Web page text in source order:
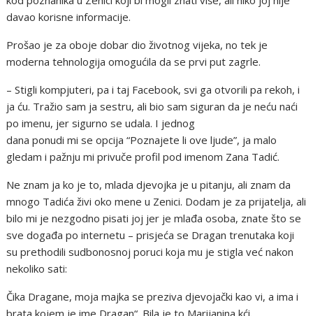
davao korisne informacije.
Prošao je za oboje dobar dio životnog vijeka, no tek je
moderna tehnologija omogućila da se prvi put zagrle.
– Stigli kompjuteri, pa i taj Facebook, svi ga otvorili pa rekoh, i
ja ću. Tražio sam ja sestru, ali bio sam siguran da je neću naći
po imenu, jer sigurno se udala. I jednog
dana ponudi mi se opcija “Poznajete li ove ljude”, ja malo
gledam i pažnju mi privuče profil pod imenom Zana Tadić.
Ne znam ja ko je to, mlada djevojka je u pitanju, ali znam da
mnogo Tadića živi oko mene u Zenici. Dodam je za prijatelja, ali
bilo mi je nezgodno pisati joj jer je mlađa osoba, znate što se
sve događa po internetu – prisjeća se Dragan trenutaka koji
su prethodili sudbonosnoj poruci koja mu je stigla već nakon
nekoliko sati:
Čika Dragane, moja majka se preziva djevojački kao vi, a ima i